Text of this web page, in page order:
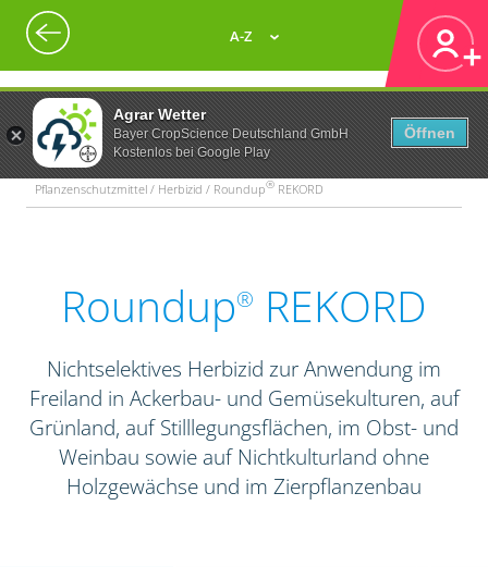
Agrar Wetter
Bayer CropScience Deutschland GmbH
Kostenlos bei Google Play
Öffnen
A-Z
Pflanzenschutzmittel / Herbizid / Roundup® REKORD
Roundup® REKORD
Nichtselektives Herbizid zur Anwendung im
Freiland in Ackerbau- und Gemüsekulturen, auf
Grünland, auf Stilllegungsflächen, im Obst- und
Weinbau sowie auf Nichtkulturland ohne
Holzgewächse und im Zierpflanzenbau